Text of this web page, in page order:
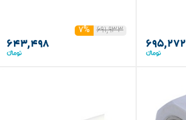
۶۹۵,۲۷۲
۶۹۱,۹۳۳ ۷%
۶۴۳,۴۹۸